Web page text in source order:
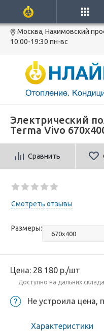
Москва, Нахимовский
10:00-19:30 пн-вс
Электрический
Terma Vivo
Сравнить
Смотреть отзывы
Размеры:
Цена: 28 180 р./шт
Доступно на дальних
Не устроила цена,
Характеристики